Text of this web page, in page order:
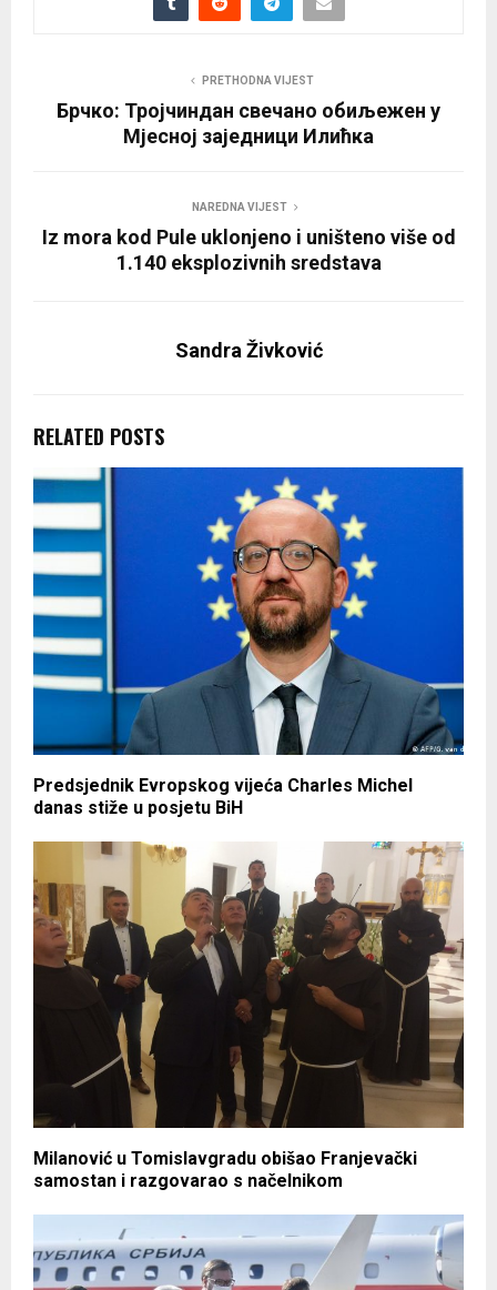
PRETHODNA VIJEST
Брчко: Тројчиндан свечано обиљежен у
Мјесној заједници Илићка
NAREDNA VIJEST
Iz mora kod Pule uklonjeno i uništeno više od
1.140 eksplozivnih sredstava
Sandra Živković
RELATED POSTS
Predsjednik Evropskog vijeća Charles Michel
danas stiže u posjetu BiH
Milanović u Tomislavgradu obišao Franjevački
samostan i razgovarao s načelnikom